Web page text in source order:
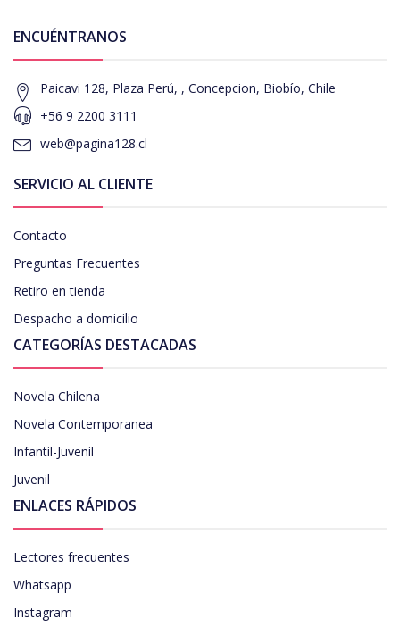
ENCUÉNTRANOS
Paicavi 128, Plaza Perú, , Concepcion, Biobío, Chile
+56 9 2200 3111
web@pagina128.cl
SERVICIO AL CLIENTE
Contacto
Preguntas Frecuentes
Retiro en tienda
Despacho a domicilio
CATEGORÍAS DESTACADAS
Novela Chilena
Novela Contemporanea
Infantil-Juvenil
Juvenil
ENLACES RÁPIDOS
Lectores frecuentes
Whatsapp
Instagram